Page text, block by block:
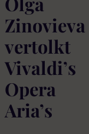
Zinovieva
vertolkt
Vivaldi’s
Opera
Aria’s